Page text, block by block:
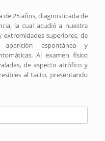
25 años, diagnosticada de
la cual acudió a nuestra
superiores, de
espontánea y
Al examen físico
de aspecto atrófico y
al tacto, presentando